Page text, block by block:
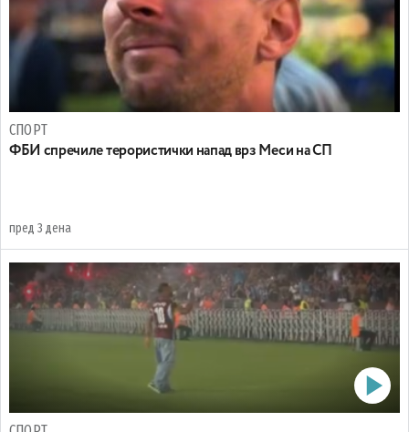
СПОРТ
ФБИ спречиле терористички напад врз Меси на СП
пред 3 дена